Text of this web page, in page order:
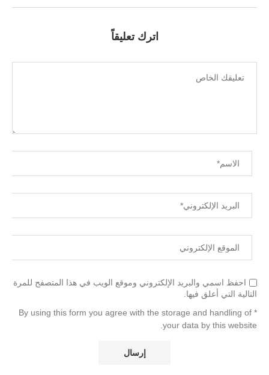
اترك تعليقاً
احفظ اسمي والبريد الإلكتروني وموقع الويب في هذا المتصفح للمرة
التالية التي أعلق فيها.
* By using this form you agree with the storage and handling of
your data by this website.